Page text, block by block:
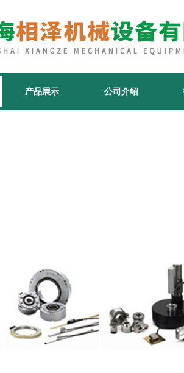
产品展示 公司介绍